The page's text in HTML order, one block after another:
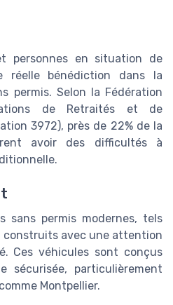
personnes en situation de
réelle bénédiction dans la
permis. Selon la Fédération
de Retraités et de
3972), près de 22% de la
avoir des difficultés à
sans permis modernes, tels
construits avec une attention
Ces véhicules sont conçus
sécurisée, particulièrement
Montpellier.